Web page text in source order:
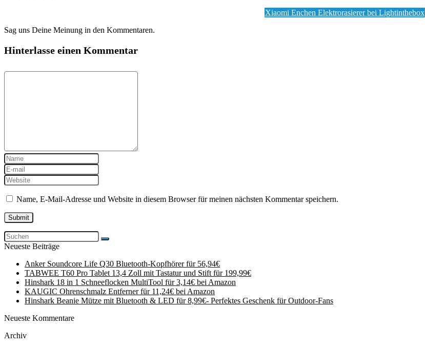
Xiaomi Enchen Elektrorasierer bei Lightinthebox
Sag uns Deine Meinung in den Kommentaren.
Hinterlasse einen Kommentar
Name, E-Mail-Adresse und Website in diesem Browser für meinen nächsten Kommentar speichern.
Neueste Beiträge
Anker Soundcore Life Q30 Bluetooth-Kopfhörer für 56,94€
TABWEE T60 Pro Tablet 13,4 Zoll mit Tastatur und Stift für 199,99€
Hinshark 18 in 1 Schneeflocken MultiTool für 3,14€ bei Amazon
KAUGIC Ohrenschmalz Entferner für 11,24€ bei Amazon
Hinshark Beanie Mütze mit Bluetooth & LED für 8,99€- Perfektes Geschenk für Outdoor-Fans
Neueste Kommentare
Archiv